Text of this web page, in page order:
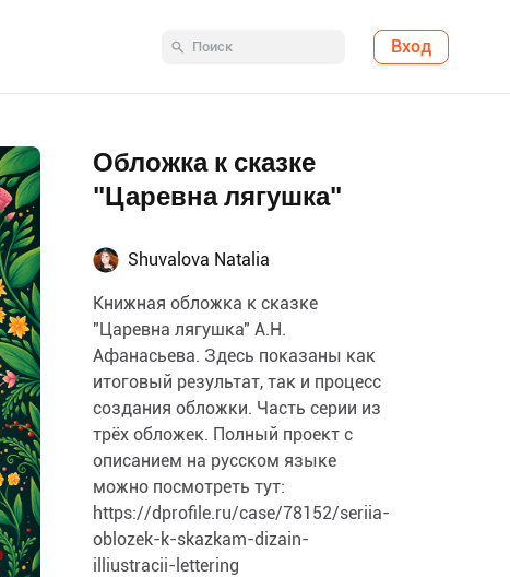
Вход
Обложка к сказке
"Царевна лягушка"
Shuvalova Natalia
Книжная обложка к сказке
"Царевна лягушка" А.Н.
Афанасьева. Здесь показаны как
итоговый результат, так и процесс
создания обложки. Часть серии из
трёх обложек. Полный проект с
описанием на русском языке
можно посмотреть тут:
https://dprofile.ru/case/78152/seriia-
oblozek-k-skazkam-dizain-
illiustracii-lettering